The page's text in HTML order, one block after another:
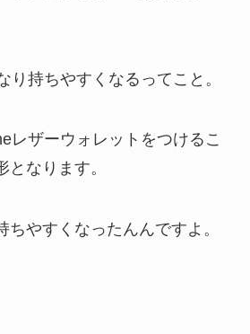
り持ちやすくなるってこと。
レザーウォレットをつけるこ
となります。
ちやすくなったんんですよ。